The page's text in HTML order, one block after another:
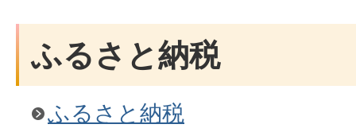
ふるさと納税
ふるさと納税